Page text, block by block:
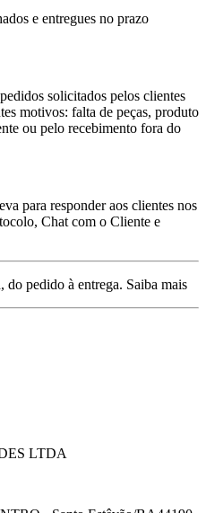
e entregues no prazo
solicitados pelos clientes
motivos: falta de peças, produto
ou pelo recebimento fora do
para responder aos clientes nos
Chat com o Cliente e
do pedido à entrega. Saiba mais
LTDA